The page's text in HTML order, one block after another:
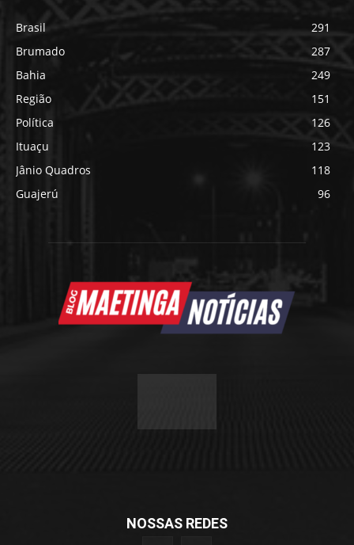
Brasil
291
Brumado
287
Bahia
249
Região
151
Política
126
Ituaçu
123
Jânio Quadros
118
Guajerú
96
NOSSAS REDES